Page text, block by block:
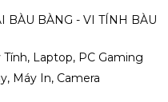
BÀU BÀNG - VI TÍNH BÀU
Laptop, PC Gaming
Máy In, Camera